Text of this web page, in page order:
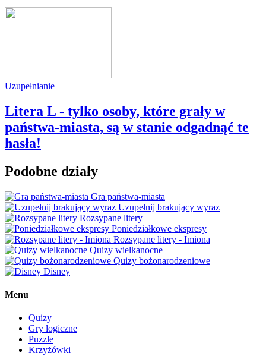
Uzupełnianie
Litera L - tylko osoby, które grały w
państwa-miasta, są w stanie odgadnąć te
hasła!
Podobne działy
Gra państwa-miasta
Uzupełnij brakujący wyraz
Rozsypane litery
Poniedziałkowe ekspresy
Rozsypane litery - Imiona
Quizy wielkanocne
Quizy bożonarodzeniowe
Disney
Menu
Quizy
Gry logiczne
Puzzle
Krzyżówki